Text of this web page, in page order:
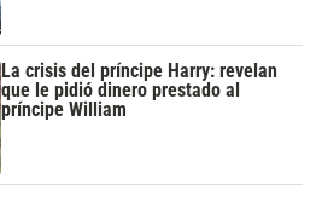
La crisis del príncipe Harry: revelan
que le pidió dinero prestado al
príncipe William